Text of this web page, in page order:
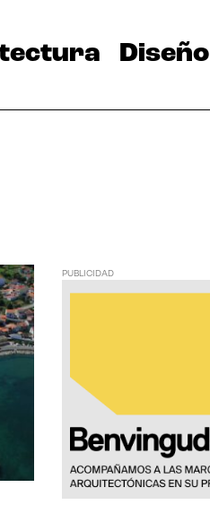
Diseño
PUBLICIDAD